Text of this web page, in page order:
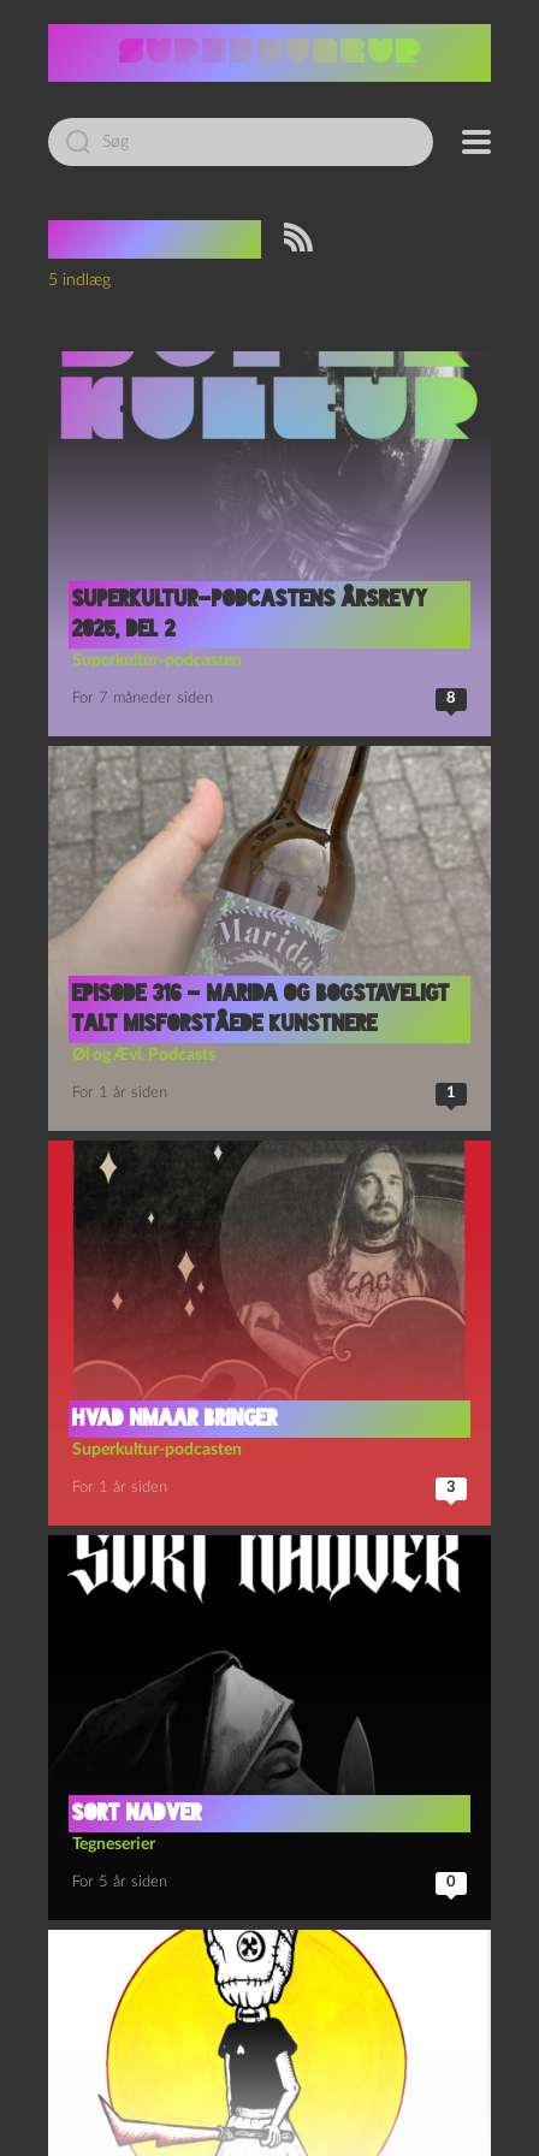
Led
efter:
NMAAR
5 indlæg
Superkultur-podcastens årsrevy
2025, del 2
Superkultur-podcasten
For 7 måneder siden 8
Episode 316 – Marida og Bogstaveligt
Talt Misforståede Kunstnere
Øl og Ævl , Podcasts
For 1 år siden 1
Hvad NMAAR bringer
Superkultur-podcasten
For 1 år siden 3
Sort nadver
Tegneserier
For 5 år siden 0